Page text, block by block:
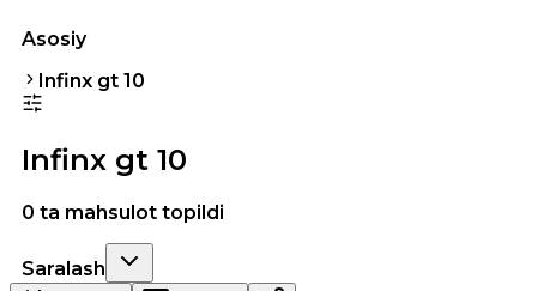
Asosiy
Infinx gt 10
Infinx gt 10
0 ta mahsulot topildi
Saralash